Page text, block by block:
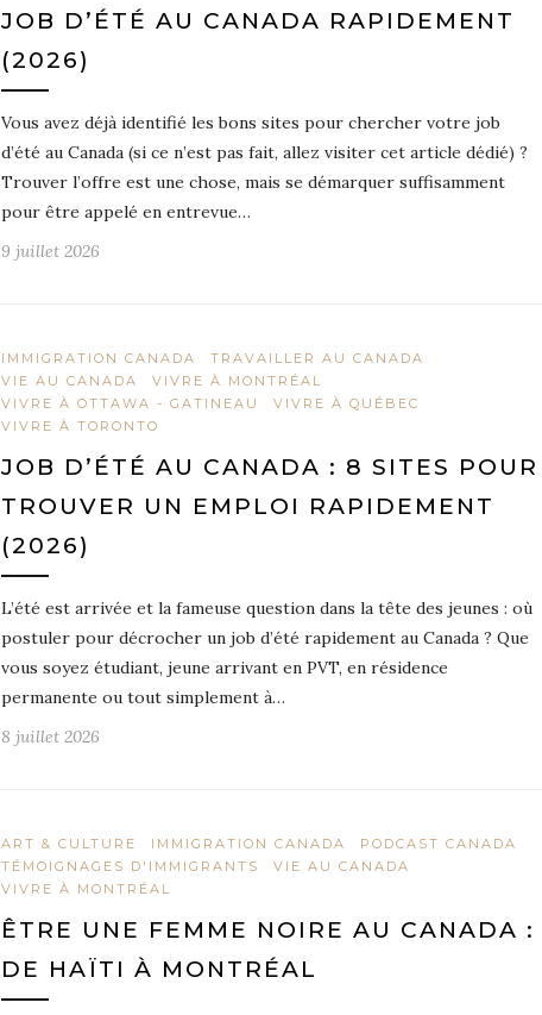
JOB D’ÉTÉ AU CANADA RAPIDEMENT
(2026)
Vous avez déjà identifié les bons sites pour chercher votre job
d’été au Canada (si ce n’est pas fait, allez visiter cet article dédié) ?
Trouver l’offre est une chose, mais se démarquer suffisamment
pour être appelé en entrevue…
9 juillet 2026
IMMIGRATION CANADA
TRAVAILLER AU CANADA
VIE AU CANADA
VIVRE À MONTRÉAL
VIVRE À OTTAWA - GATINEAU
VIVRE À QUÉBEC
VIVRE À TORONTO
JOB D’ÉTÉ AU CANADA : 8 SITES POUR
TROUVER UN EMPLOI RAPIDEMENT
(2026)
L’été est arrivée et la fameuse question dans la tête des jeunes : où
postuler pour décrocher un job d’été rapidement au Canada ? Que
vous soyez étudiant, jeune arrivant en PVT, en résidence
permanente ou tout simplement à…
8 juillet 2026
ART & CULTURE IMMIGRATION CANADA
PODCAST CANADA
TÉMOIGNAGES D'IMMIGRANTS
VIE AU CANADA
VIVRE À MONTRÉAL
ÊTRE UNE FEMME NOIRE AU CANADA :
DE HAÏTI À MONTRÉAL